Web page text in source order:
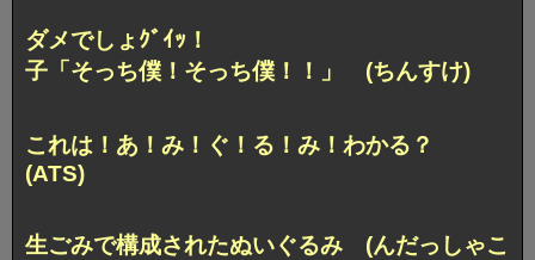
ダメでしょｸﾞｲｯ！
子「そっち僕！そっち僕！！」 (ちんすけ)
これは！あ！み！ぐ！る！み！わかる？
(ATS)
生ごみで構成されたぬいぐるみ (んだっしゃこ